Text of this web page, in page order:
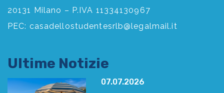
20131 Milano – P.IVA 11334130967
PEC: casadellostudentesrlb@legalmail.it
Ultime Notizie
07.07.2026